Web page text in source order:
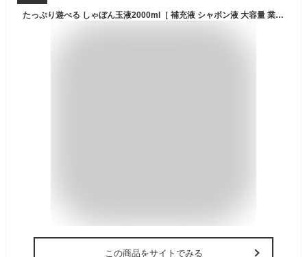
たっぷり遊べる しゃぼん玉液2000ml［ 補充液 シャボン液 大容量 業務用 シャボン玉 外遊び しゃぼん 池田工業社 ］
この商品をサイトでみる